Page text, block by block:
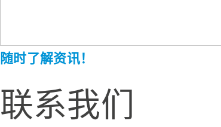
随时了解资讯！
联系我们